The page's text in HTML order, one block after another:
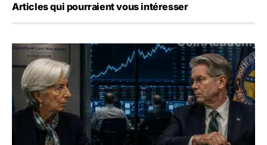
Articles qui pourraient vous intéresser
Yen : Washington a vendu des euros sans prévenir la